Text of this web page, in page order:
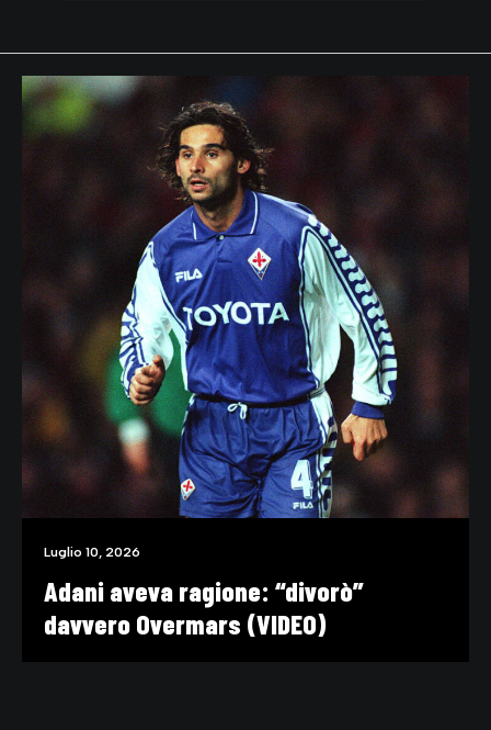
Luglio 10, 2026
Adani aveva ragione: “divorò”
davvero Overmars (VIDEO)